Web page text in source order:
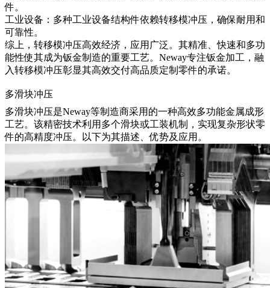
件。
工业设备：多种工业设备结构件依赖转移模冲压，确保耐用和
可靠性。
综上，转移模冲压高效经济，应用广泛。其精准、快速和多功
能性使其成为钣金制造的重要工艺。Neway专注钣金加工，融
入转移模冲压彰显其高效交付高品质定制零件的承诺。
多滑块冲压
多滑块冲压是Neway等制造商采用的一种高效多功能金属成形
工艺。该精密技术利用多个滑块或工装机制，实现复杂形状零
件的高精度冲压。以下为其描述、优势及应用。